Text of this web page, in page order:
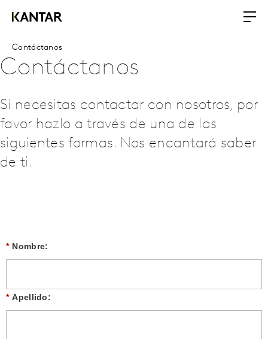
Contáctanos
Contáctanos
Si necesitas contactar con nosotros, por
favor hazlo a través de una de las
siguientes formas. Nos encantará saber
de ti.
* Nombre:
* Apellido: